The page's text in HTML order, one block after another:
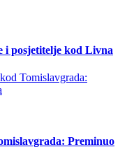
i posjetitelje kod Livna
Preminuo